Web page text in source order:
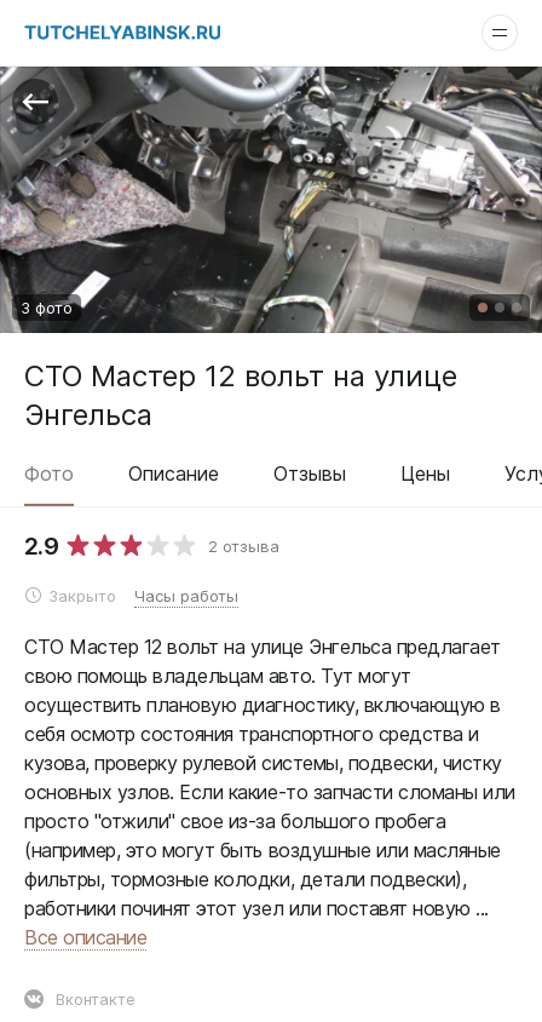
СТО Мастер 12 вольт на улице
Энгельса
Фото Описание Отзывы Цены
2.9 2 отзыва
Часы работы
Закрыто
3 фото
СТО Мастер 12 вольт на улице Энгельса предлагает
свою помощь владельцам авто. Тут могут
осуществить плановую диагностику, включающую в
себя осмотр состояния транспортного средства и
кузова, проверку рулевой системы, подвески, чистку
основных узлов. Если какие-то запчасти сломаны или
просто "отжили" свое из-за большого пробега
(например, это могут быть воздушные или масляные
фильтры, тормозные колодки, детали подвески),
работники починят этот узел или поставят новую ...
Все описание
Вконтакте